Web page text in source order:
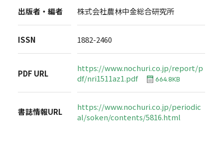
出版者・編者 株式会社農林中金総合研究所
ISSN 1882-2460
PDF URL
https://www.nochuri.co.jp/report/p
df/nri1511az1.pdf
664.8KB
書誌情報URL
https://www.nochuri.co.jp/periodic
al/soken/contents/5816.html